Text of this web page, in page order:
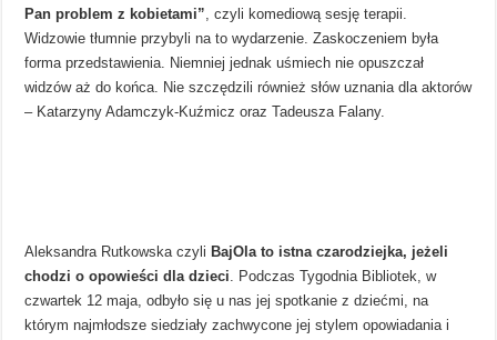
Pan problem z kobietami”, czyli komediową sesję terapii.
Widzowie tłumnie przybyli na to wydarzenie. Zaskoczeniem była
forma przedstawienia. Niemniej jednak uśmiech nie opuszczał
widzów aż do końca. Nie szczędzili również słów uznania dla aktorów
– Katarzyny Adamczyk-Kuźmicz oraz Tadeusza Falany.
Aleksandra Rutkowska czyli BajOla to istna czarodziejka, jeżeli
chodzi o opowieści dla dzieci. Podczas Tygodnia Bibliotek, w
czwartek 12 maja, odbyło się u nas jej spotkanie z dziećmi, na
którym najmłodsze siedziały zachwycone jej stylem opowiadania i